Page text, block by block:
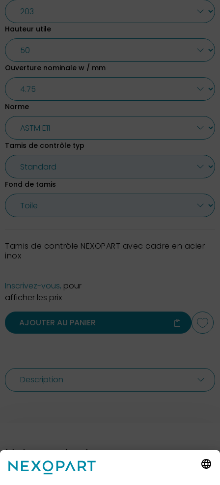
Hauteur utile
Ouverture nominale w / mm
Norme
Tamis de contrôle typ
Fond de tamis
Tamis de contrôle NEXOPART avec cadre en acier
inox
Inscrivez-vous, pour
afficher les prix
AJOUTER AU PANIER
Description
Votre contact avec nous.
Avez-vous des questions ? Alors sil vous plaît